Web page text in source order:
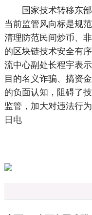
国家技术转移东部
当前监管风向标是规
清理防范民间炒币、
的区块链技术安全有
流中心副处长程宇表
目的名义诈骗、搞资
的负面认知，阻碍了
监管，加大对违法行
日电